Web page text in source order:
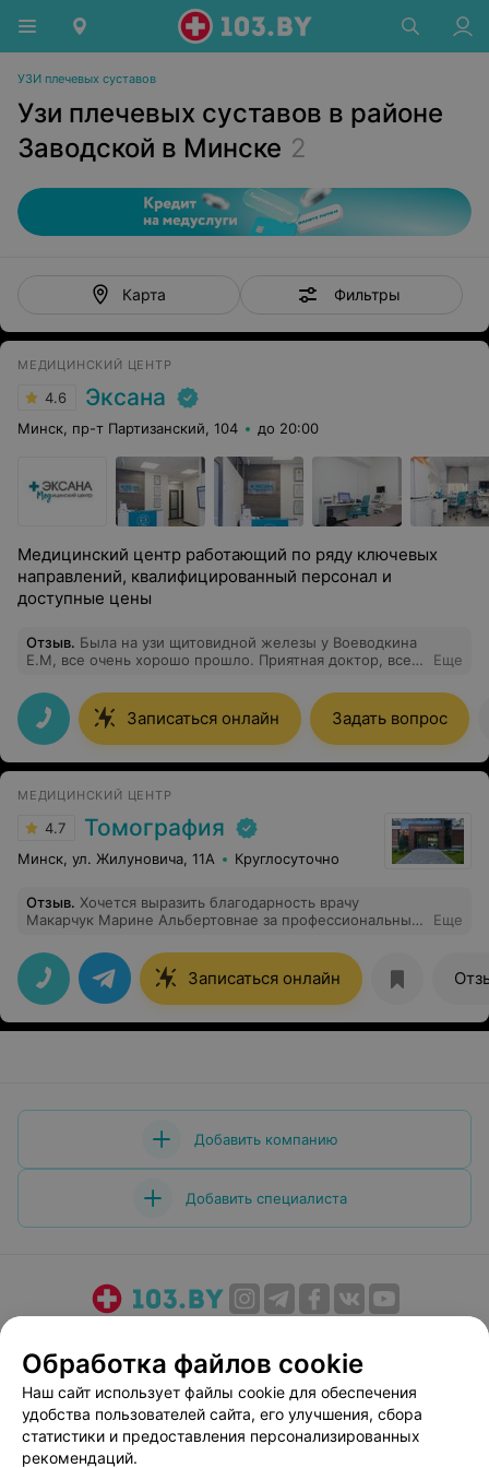
УЗИ плечевых суставов
Узи плечевых суставов в районе
Заводской в Минске 2
Карта Фильтры
МЕДИЦИНСКИЙ ЦЕНТР
4.6 Эксана
Минск, пр-т Партизанский, 104 до 20:00
Медицинский центр работающий по ряду ключевых
направлений, квалифицированный персонал и
доступные цены
Отзыв. Была на узи щитовидной железы у Воеводкина
Е.М, все очень хорошо прошло. Приятная доктор, все
Еще
Записаться онлайн Задать вопрос
МЕДИЦИНСКИЙ ЦЕНТР
4.7 Томография
Минск, ул. Жилуновича, 11А Круглосуточно
Отзыв. Хочется выразить благодарность врачу
Макарчук Марине Альбертовнае за профессиональный
объяснила, ссорентировала в направлении
дальнейшего лечения. С уважением и благодарностью
Марине Альбертовнае.
Еще
Записаться онлайн
Добавить компанию
Добавить специалиста
Медицинский маркетинг
Публичный договор
Пользовательское соглашение
Способы оплаты
Вакансии
Партнеры
Обработка файлов cookie
Наш сайт использует файлы cookie для обеспечения
удобства пользователей сайта, его улучшения, сбора
статистики и предоставления персонализированных
рекомендаций.